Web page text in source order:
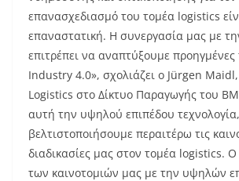
επανασχεδιασμό του τομέα logistics
επαναστατική. Η συνεργασία μας με
επιτρέπει να αναπτύξουμε προηγμένες
Industry 4.0», σχολιάζει ο Jürgen
Logistics στο Δίκτυο Παραγωγής του
αυτή την υψηλού επιπέδου
βελτιστοποιήσουμε περαιτέρω τις
διαδικασίες μας στον τομέα logistics.
των καινοτομιών μας με την υψηλών